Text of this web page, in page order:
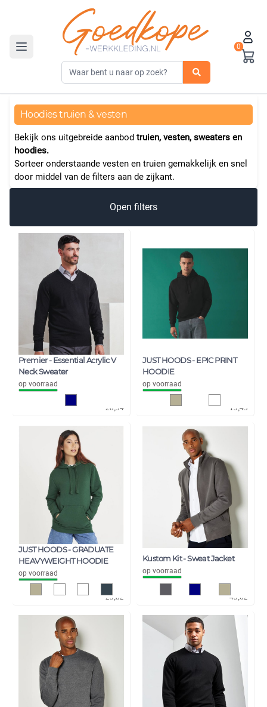
Toggle navigation
0
Hoodies truien & vesten
Bekijk ons uitgebreide aanbod truien, vesten, sweaters en
hoodies.
Sorteer onderstaande vesten en truien gemakkelijk en snel
door middel van de filters aan de zijkant.
Open filters
Premier - Essential Acrylic V
Neck Sweater
op voorraad
28,34
JUST HOODS - EPIC PRINT
HOODIE
op voorraad
19,43
JUST HOODS - GRADUATE
HEAVYWEIGHT HOODIE
op voorraad
21,34
25,82
Kustom Kit - Sweat Jacket
op voorraad
37,70
45,62